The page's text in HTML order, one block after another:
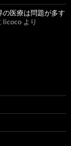
の医療は問題が多す
licoco より